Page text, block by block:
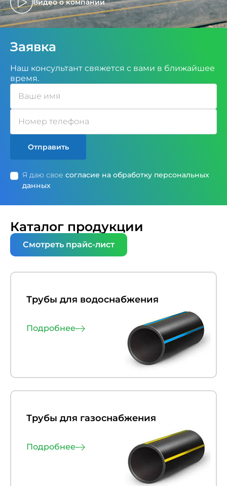
Видео о компании
Заявка
Наш консультант свяжется с вами в ближайшее
время.
Отправить
Я даю свое согласие на обработку персональных
данных
Каталог продукции
Смотреть прайс-лист
Трубы для водоснабжения
Подробнее
Трубы для газоснабжения
Подробнее